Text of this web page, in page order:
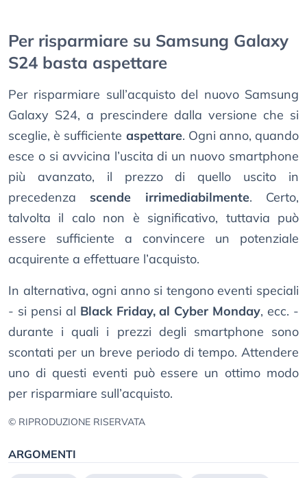
Per risparmiare su Samsung Galaxy
S24 basta aspettare
Per risparmiare sull’acquisto del nuovo Samsung
Galaxy S24, a prescindere dalla versione che si
sceglie, è sufficiente aspettare. Ogni anno, quando
esce o si avvicina l’uscita di un nuovo smartphone
più avanzato, il prezzo di quello uscito in
precedenza scende irrimediabilmente. Certo,
talvolta il calo non è significativo, tuttavia può
essere sufficiente a convincere un potenziale
acquirente a effettuare l’acquisto.
In alternativa, ogni anno si tengono eventi speciali
- si pensi al Black Friday, al Cyber Monday, ecc. -
durante i quali i prezzi degli smartphone sono
scontati per un breve periodo di tempo. Attendere
uno di questi eventi può essere un ottimo modo
per risparmiare sull’acquisto.
© RIPRODUZIONE RISERVATA
ARGOMENTI